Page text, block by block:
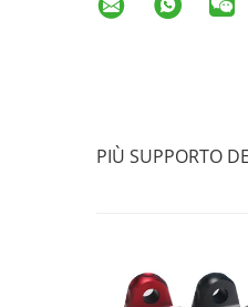
PIÙ SUPPORTO